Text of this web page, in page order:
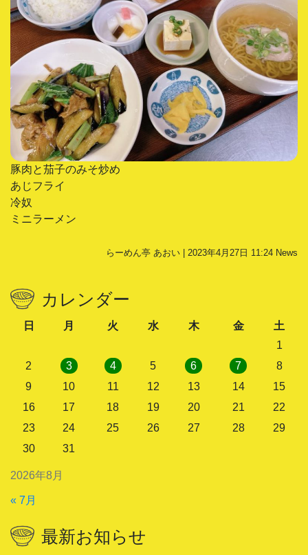
豚肉と茄子のみそ炒め
あじフライ
冷奴
ミニラーメン
らーめん亭 あおい | 2023年4月27日 11:24 News
カレンダー
2026年8月
日 月 火 水 木 金
土
1
2
3 4 5 6 7
8
9
10 11 12 13 14
15
16
17 18 19 20 21
22
23
24 25 26 27 28
29
30
31
« 7月
最新お知らせ